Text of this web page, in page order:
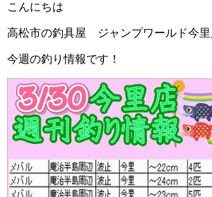
こんにちは
高松市の釣具屋 ジャンプワールド今里
今週の釣り情報です！